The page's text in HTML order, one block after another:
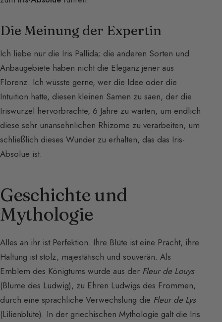
Die Meinung der Expertin
Ich liebe nur die Iris Pallida; die anderen Sorten und
Anbaugebiete haben nicht die Eleganz jener aus
Florenz. Ich wüsste gerne, wer die Idee oder die
Intuition hatte, diesen kleinen Samen zu säen, der die
Iriswurzel hervorbrachte, 6 Jahre zu warten, um endlich
diese sehr unansehnlichen Rhizome zu verarbeiten, um
schließlich dieses Wunder zu erhalten, das das Iris-
Absolue ist.
Geschichte und
Mythologie
Alles an ihr ist Perfektion. Ihre Blüte ist eine Pracht, ihre
Haltung ist stolz, majestätisch und souverän. Als
Emblem des Königtums wurde aus der Fleur de Louys
(Blume des Ludwig), zu Ehren Ludwigs des Frommen,
durch eine sprachliche Verwechslung die Fleur de Lys
(Lilienblüte). In der griechischen Mythologie galt die Iris